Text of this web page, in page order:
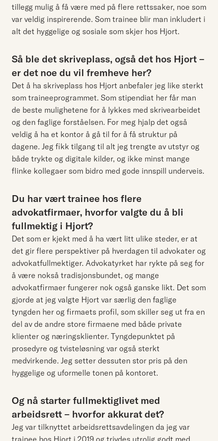
tillegg mulig å få være med på flere rettssaker, noe som
var veldig inspirerende. Som trainee blir man inkludert i
alt det hyggelige og sosiale som skjer hos Hjort.
Så ble det skriveplass, også det hos Hjort –
er det noe du vil fremheve her?
Det å ha skriveplass hos Hjort anbefaler jeg like sterkt
som traineeprogrammet. Som stipendiat her får man
de beste mulighetene for å lykkes med skrivearbeidet
og den faglige forståelsen. For meg hjalp det også
veldig å ha et kontor å gå til for å få struktur på
dagene. Jeg fikk tilgang til alt jeg trengte av utstyr og
både trykte og digitale kilder, og ikke minst mange
flinke kollegaer som bidro med gode innspill underveis.
Du har vært trainee hos flere
advokatfirmaer, hvorfor valgte du å bli
fullmektig i Hjort?
Det som er kjekt med å ha vært litt ulike steder, er at
det gir flere perspektiver på hverdagen til advokater og
advokatfullmektiger. Advokatyrket har rykte på seg for
å være nokså tradisjonsbundet, og mange
advokatfirmaer fungerer nok også ganske likt. Det som
gjorde at jeg valgte Hjort var særlig den faglige
tyngden her og firmaets profil, som skiller seg ut fra en
del av de andre store firmaene med både private
klienter og næringsklienter. Tyngdepunktet på
prosedyre og tvisteløsning var også sterkt
medvirkende. Jeg setter dessuten stor pris på den
hyggelige og uformelle tonen på kontoret.
Og nå starter fullmektiglivet med
arbeidsrett – hvorfor akkurat det?
Jeg var tilknyttet arbeidsrettsavdelingen da jeg var
trainee hos Hjort i 2019 og trivdes utrolig godt med